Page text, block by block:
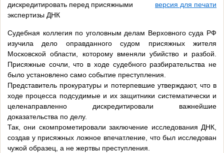
дискредитировать перед присяжными
экспертизы ДНК
версия для печати
Судебная коллегия по уголовным делам Верховного суда РФ
изучила дело оправданного судом присяжных жителя
Московской области, которому вменяли убийство и разбой.
Присяжные сочли, что в ходе судебного разбирательства не
было установлено само событие преступления.
Представитель прокуратуры и потерпевшие утверждают, что в
ходе процесса подсудимые и их защитники систематически и
целенаправленно дискредитировали важнейшие
доказательства по делу.
Так, они скомпрометировали заключение исследования ДНК,
создав у присяжных ложное впечатление, что был исследован
чужой образец, а не жертвы преступления.